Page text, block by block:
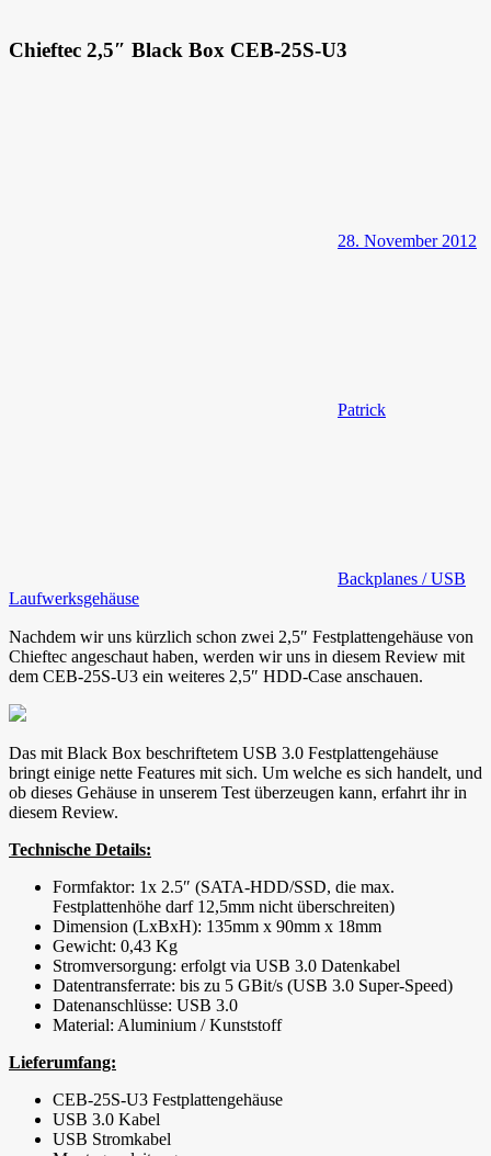
Chieftec 2,5″ Black Box CEB-25S-U3
28. November 2012
Patrick
Backplanes / USB
Laufwerksgehäuse
Nachdem wir uns kürzlich schon zwei 2,5″ Festplattengehäuse von
Chieftec angeschaut haben, werden wir uns in diesem Review mit
dem CEB-25S-U3 ein weiteres 2,5″ HDD-Case anschauen.
Das mit Black Box beschriftetem USB 3.0 Festplattengehäuse
bringt einige nette Features mit sich. Um welche es sich handelt, und
ob dieses Gehäuse in unserem Test überzeugen kann, erfahrt ihr in
diesem Review.
Technische Details:
Formfaktor: 1x 2.5″ (SATA-HDD/SSD, die max.
Festplattenhöhe darf 12,5mm nicht überschreiten)
Dimension (LxBxH): 135mm x 90mm x 18mm
Gewicht: 0,43 Kg
Stromversorgung: erfolgt via USB 3.0 Datenkabel
Datentransferrate: bis zu 5 GBit/s (USB 3.0 Super-Speed)
Datenanschlüsse: USB 3.0
Material: Aluminium / Kunststoff
Lieferumfang:
CEB-25S-U3 Festplattengehäuse
USB 3.0 Kabel
USB Stromkabel